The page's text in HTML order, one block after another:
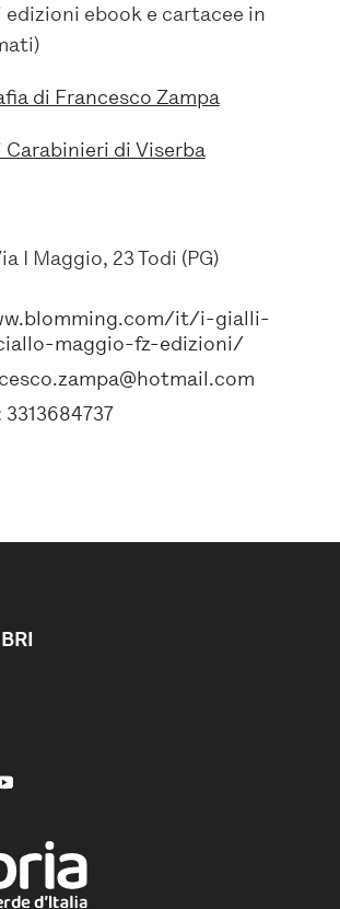
ebook e cartacee in
di Francesco Zampa
Carabinieri di Viserba
I Maggio, 23 Todi (PG)
it/i-gialli-
maggio-fz-edizioni/
3313684737